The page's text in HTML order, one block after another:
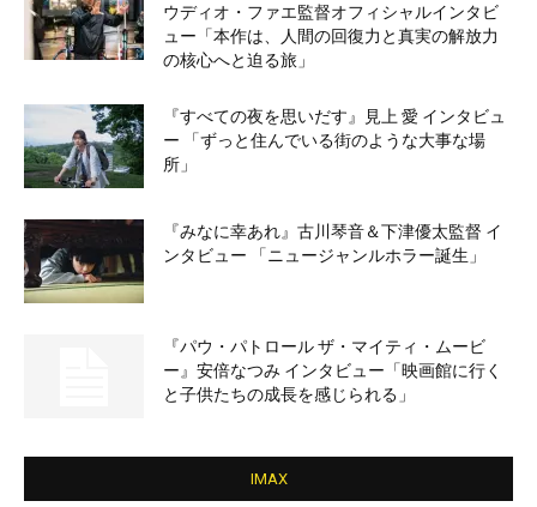
ウディオ・ファエ監督オフィシャルインタビ
ュー「本作は、人間の回復力と真実の解放力
の核心へと迫る旅」
『すべての夜を思いだす』見上 愛 インタビュ
ー 「ずっと住んでいる街のような大事な場
所」
『みなに幸あれ』古川琴音＆下津優太監督 イ
ンタビュー 「ニュージャンルホラー誕生」
『パウ・パトロール ザ・マイティ・ムービ
ー』安倍なつみ インタビュー「映画館に行く
と子供たちの成長を感じられる」
IMAX